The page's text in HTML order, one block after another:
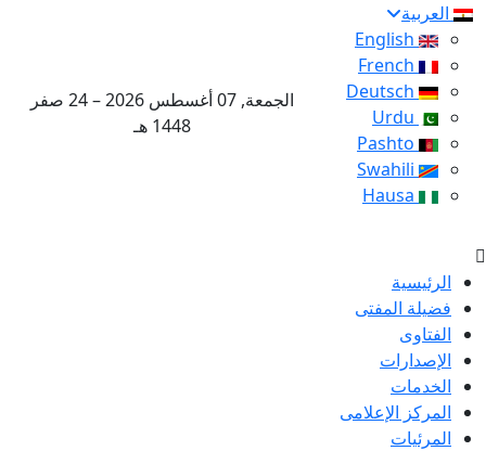
العربية
الجمعة, 07 أغسطس 2026 – 24 صفر
1448 هـ
الرئيسية
فضيلة المفتى
الفتاوى
الإصدارات
الخدمات
المركز الإعلامى
المرئيات